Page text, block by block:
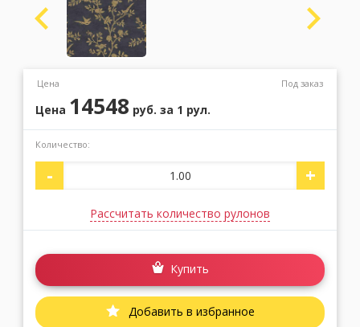
Цена Под заказ
Цена 14548 руб. за 1 рул.
Количество:
- +
Рассчитать количество рулонов
Купить
Добавить в избранное